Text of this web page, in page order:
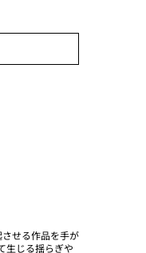
せる作品を手が
生じる揺らぎや